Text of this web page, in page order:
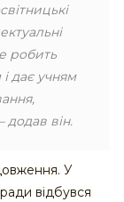
робить
дає учням
додав він.
У
відбувся